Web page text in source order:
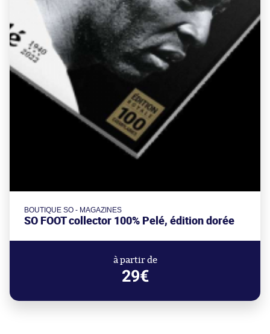
BOUTIQUE SO - MAGAZINES
SO FOOT collector 100% Pelé, édition dorée
à partir de
29€